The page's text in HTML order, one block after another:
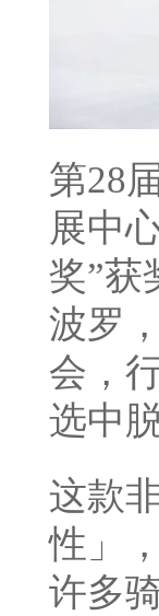
第28
展中
奖”获
波罗
会，
选中
这款
性」
许多